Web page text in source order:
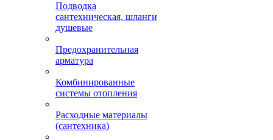
Подводка
сантехническая, шланги
душевые
Предохранительная
арматура
Комбинированные
системы отопления
Расходные материалы
(сантехника)